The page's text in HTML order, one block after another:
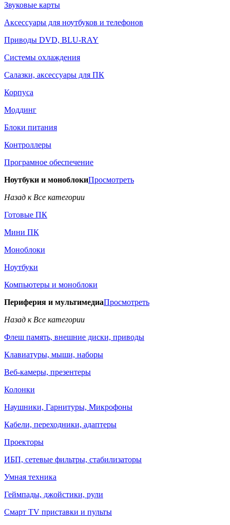
Звуковые карты
Аксессуары для ноутбуков и телефонов
Приводы DVD, BLU-RAY
Системы охлаждения
Салазки, аксессуары для ПК
Корпуса
Моддинг
Блоки питания
Контроллеры
Програмное обеспечение
Ноутбуки и моноблокиПросмотреть
Назад к Все категории
Готовые ПК
Мини ПК
Моноблоки
Ноутбуки
Компьютеры и моноблоки
Периферия и мультимедиаПросмотреть
Назад к Все категории
Флеш память, внешние диски, приводы
Клавиатуры, мыши, наборы
Веб-камеры, презентеры
Колонки
Наушники, Гарнитуры, Микрофоны
Кабели, переходники, адаптеры
Проекторы
ИБП, сетевые фильтры, стабилизаторы
Умная техника
Геймпады, джойстики, рули
Смарт TV приставки и пульты